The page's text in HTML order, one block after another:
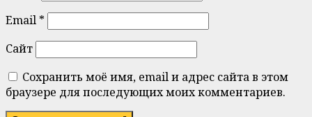
Email *
Сайт
Сохранить моё имя, email и адрес сайта в этом
браузере для последующих моих комментариев.